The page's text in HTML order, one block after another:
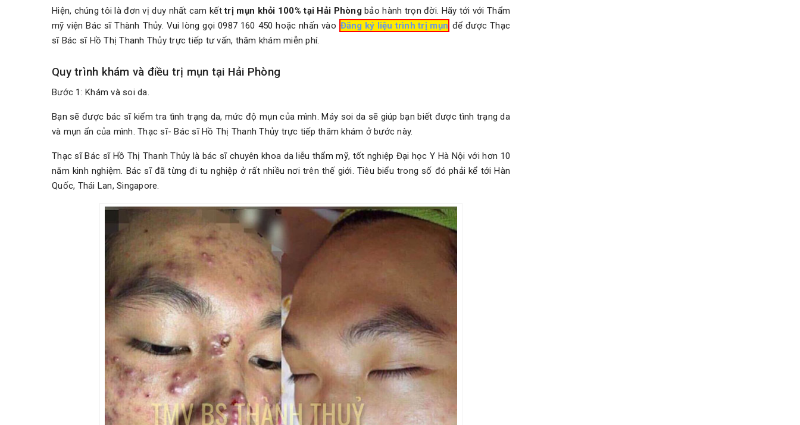
Hiện, chúng tôi là đơn vị duy nhất cam kếttrị mụn khỏi 100% tại Hải Phòngbảo hành trọn đời. Hãy tới với Thẩm
mỹ viện Bác sĩ Thành Thủy. Vui lòng gọi 0987 160 450 hoặc nhấn vào Đăng ký liệu trình trị mụn để được Thạc
sĩ Bác sĩ Hồ Thị Thanh Thủy trực tiếp tư vấn, thăm khám miễn phí.
Quy trình khám và điều trị mụn tại Hải Phòng
Bước 1: Khám và soi da.
Bạn sẽ được bác sĩ kiểm tra tình trạng da, mức độ mụn của mình. Máy soi da sẽ giúp bạn biết được tình trạng da
và mụn ẩn của mình. Thạc sĩ- Bác sĩ Hồ Thị Thanh Thủy trực tiếp thăm khám ở bước này.
Thạc sĩ Bác sĩ Hồ Thị Thanh Thủy là bác sĩ chuyên khoa da liễu thẩm mỹ, tốt nghiệp Đại học Y Hà Nội với hơn 10
năm kinh nghiệm. Bác sĩ đã từng đi tu nghiệp ở rất nhiều nơi trên thế giới. Tiêu biểu trong số đó phải kể tới Hàn
Quốc, Thái Lan, Singapore.